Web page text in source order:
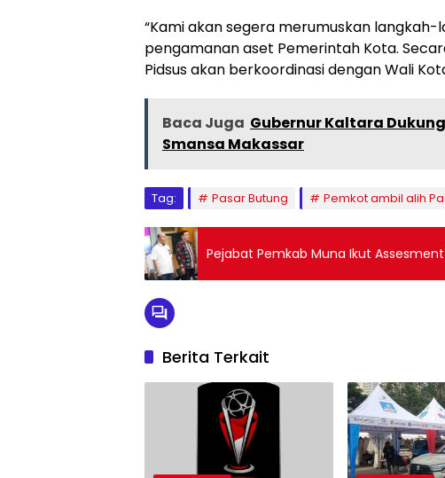
“Kami akan segera merumuskan
pengamanan aset Pemerintah Kota.
Pidsus akan berkoordinasi dengan Wali
Baca Juga Gubernur Kaltara
Smansa Makassar
Tag: Pasar Butung Pemkot ambil alih
Pejabat Pemkab Muna Ikut Assesment
Berita Terkait